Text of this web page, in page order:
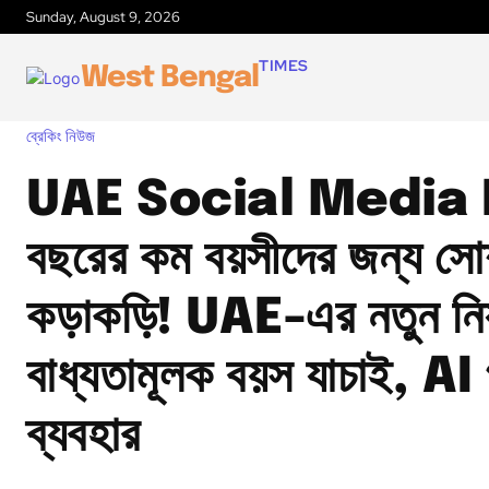
Sunday, August 9, 2026
West Bengal TIMES
ব্রেকিং নিউজ
UAE Social Media
বছরের কম বয়সীদের জন্য
কড়াকড়ি! UAE-এর নতুন
বাধ্যতামূলক বয়স যাচাই, AI
ব্যবহার